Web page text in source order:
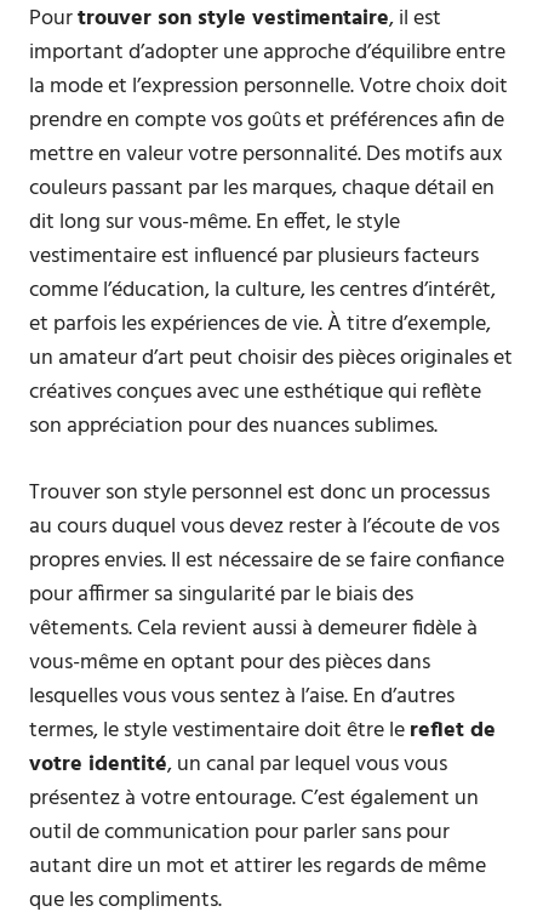
Pourtrouver son style vestimentaire, il est
important d’adopter une approche d’équilibre entre
la mode et l’expression personnelle. Votre choix doit
prendre en compte vos goûts et préférences afin de
mettre en valeur votre personnalité. Des motifs aux
couleurs passant par les marques, chaque détail en
dit long sur vous-même. En effet, le style
vestimentaire est influencé par plusieurs facteurs
comme l’éducation, la culture, les centres d’intérêt,
et parfois les expériences de vie. À titre d’exemple,
un amateur d’art peut choisir des pièces originales et
créatives conçues avec une esthétique qui reflète
son appréciation pour des nuances sublimes.
Trouver son style personnel est donc un processus
au cours duquel vous devez rester à l’écoute de vos
propres envies. Il est nécessaire de se faire confiance
pour affirmer sa singularité par le biais des
vêtements. Cela revient aussi à demeurer fidèle à
vous-même en optant pour des pièces dans
lesquelles vous vous sentez à l’aise. En d’autres
termes, le style vestimentaire doit être lereflet de
votre identité, un canal par lequel vous vous
présentez à votre entourage. C’est également un
outil de communication pour parler sans pour
autant dire un mot et attirer les regards de même
que les compliments.